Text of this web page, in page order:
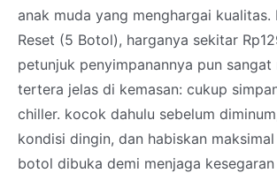
anak muda yang menghargai kualitas.
Reset (5 Botol), harganya sekitar
petunjuk penyimpanannya pun sangat
tertera jelas di kemasan: cukup
chiller. kocok dahulu sebelum
kondisi dingin, dan habiskan
botol dibuka demi menjaga kesegaran